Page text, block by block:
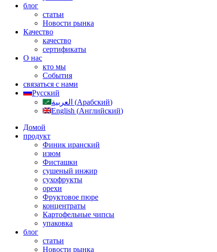
блог
статьи
Новости рынка
Качество
качество
сертификаты
О нас
кто мы
События
связаться с нами
Русский
العربية (Арабский)
English (Английский)
Домой
продукт
Финик иранский
изюм
Фисташки
сушеный инжир
сухофрукты
орехи
Фруктовое пюре
концентраты
Картофельные чипсы
упаковка
блог
статьи
Новости рынка